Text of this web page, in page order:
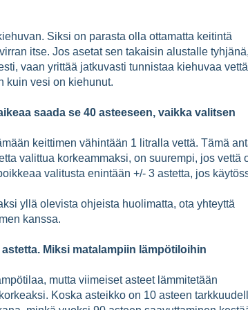
Siksi on parasta olla ottamatta keitintä
itse. Jos asetat sen takaisin alustalle tyhjänä,
vaan yrittää jatkuvasti tunnistaa kiehuvaa
kuin vesi on kiehunut.
saada se 40 asteeseen, vaikka valitsen
keittimen vähintään 1 litralla vettä. Tämä
valittua korkeammaksi, on suurempi, jos vettä
valitusta enintään +/- 3 astetta, jos
yllä olevista ohjeista huolimatta, ota yhteyttä
kanssa.
Miksi matalampiin lämpötiloihin
mutta viimeiset asteet lämmitetään
Koska asteikko on 10 asteen